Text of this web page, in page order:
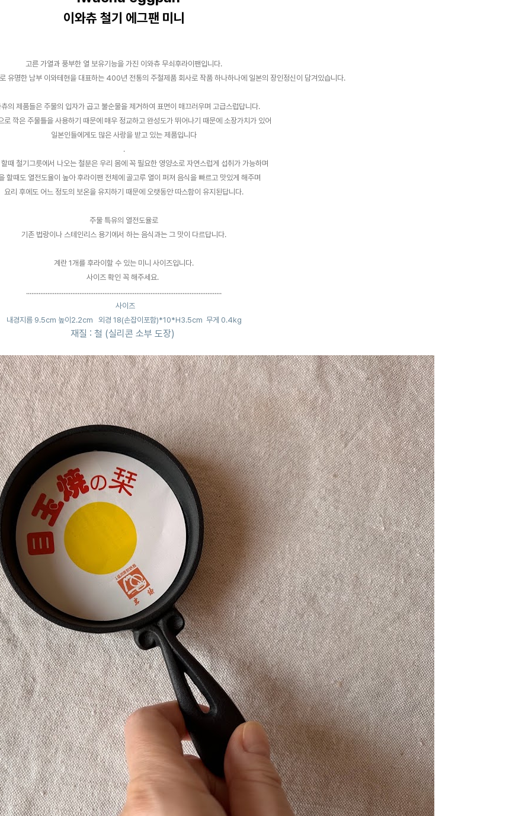
이와츄 철기 에그팬 미니
고른 가열과 풍부한 열 보유기능을 가진 이와츄 무쇠후라이팬입니다.
유명한 남부 이와테현을 대표하는 400년 전통의 주철제품 회사로 작품 하나하나에 일본의 장인정신이 담겨있습니다.
츄의 제품들은 주물의 입자가 곱고 불순물을 제거하여 표면이 매끄러우며 고급스럽답니다.
로 깍은 주물틀을 사용하기 때문에 매우 정교하고 완성도가 뛰어나기 때문에 소장가치가 있어
일본인들에게도 많은 사랑을 받고 있는 제품입니다
.
때 철기그릇에서 나오는 철분은 우리 몸에 꼭 필요한 영양소로 자연스럽게 섭취가 가능하며
할때도 열전도율이 높아 후라이팬 전체에 골고루 열이 퍼져 음식을 빠르고 맛있게 해주며
요리 후에도 어느 정도의 보온을 유지하기 때문에 오랫동안 따스함이 유지된답니다.
주물 특유의 열전도율로
기존 법랑이나 스테인리스 용기에서 하는 음식과는 그 맛이 다르답니다.
계란 1개를 후라이할 수 있는 미니 사이즈입니다.
사이즈 확인 꼭 해주세요.
..............................................................................................................
사이즈
내경지름 9.5cm 높이2.2cm
외경 18(손잡이포함)*10*H3.5cm 무게 0.4kg
재질 : 철 (실리콘 소부 도장)